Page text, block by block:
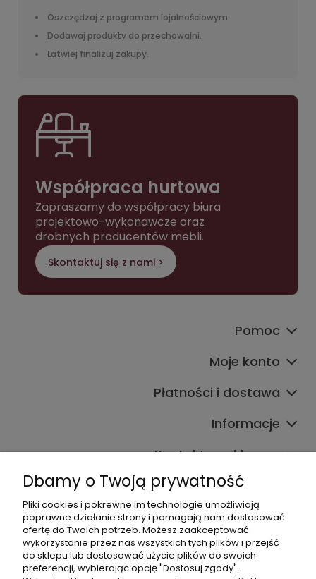
Oszczędzaj z programem lojalnościowym.
Dodawaj produkty do przechowalni.
Łatwiej finalizuj zakupy.
Współpraca hurtowa
Zapraszamy do współpracy biura
projektowo-wykonawcze oraz
drobnych producentów mebli.
Skontaktuj się z nami >
Pomoc
Moje konto
Płatności i dostawa
Informacje
Kontakt ze sklepem
Dane kontaktowe
603377506
sklep@komfort-biuro.pl
Dbamy o Twoją prywatność
Pliki cookies i pokrewne im technologie umożliwiają
poprawne działanie strony i pomagają nam dostosować
ofertę do Twoich potrzeb. Możesz zaakceptować
wykorzystanie przez nas wszystkich tych plików i przejść
do sklepu lub dostosować użycie plików do swoich
preferencji, wybierając opcję "Dostosuj zgody".